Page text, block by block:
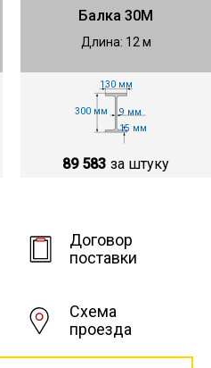
Балка 30М
Длина: 12 м
300 мм
130 мм
9 мм
15 мм
89 583 за штуку
Договор
поставки
Схема
проезда